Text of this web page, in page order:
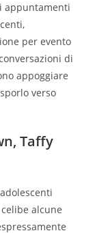
appuntamenti
per evento
di
appoggiare
verso
Taffy
alcune